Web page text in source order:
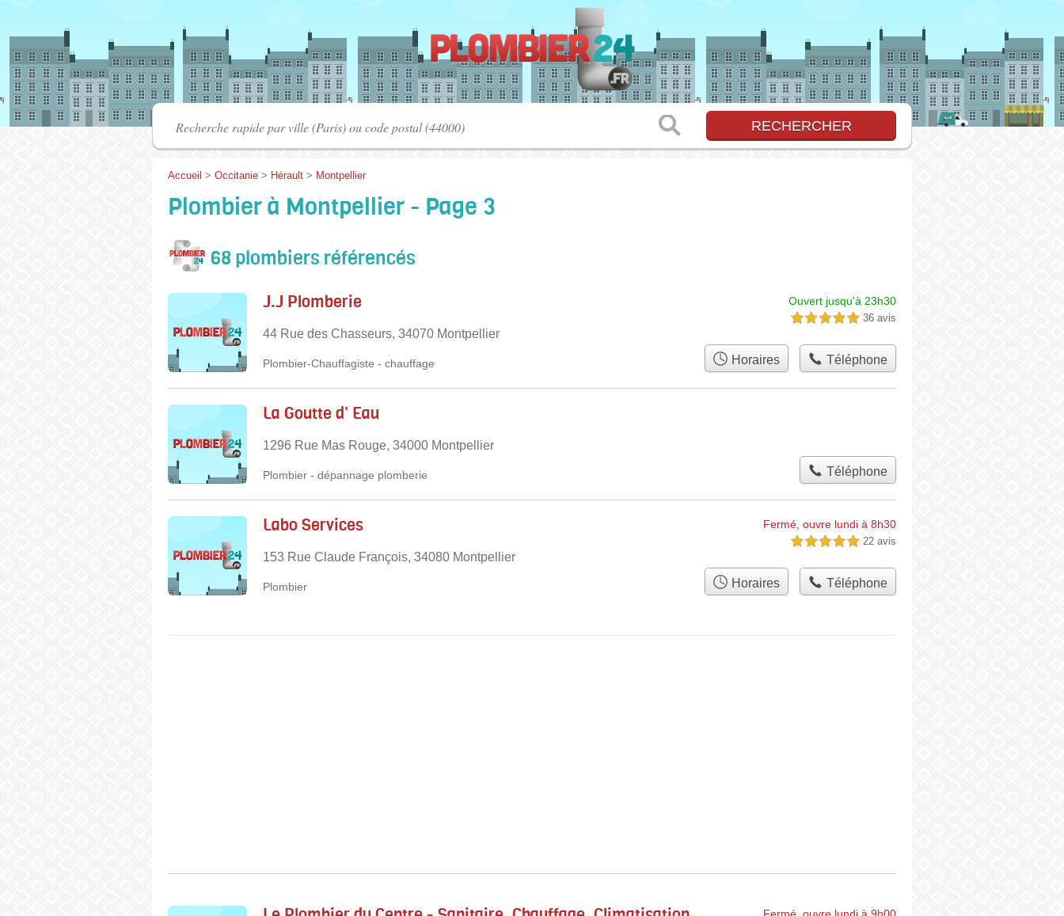
Accueil > Occitanie > Hérault > Montpellier
Plombier à Montpellier - Page 3
68 plombiers référencés
J.J Plomberie
44 Rue des Chasseurs, 34070 Montpellier
Ouvert jusqu'à 23h30
5,0 étoiles sur 5 36 avis
Plombier-Chauffagiste - chauffage Horaires Téléphone
La Goutte d' Eau
1296 Rue Mas Rouge, 34000 Montpellier
Plombier - dépannage plomberie Téléphone
Labo Services
153 Rue Claude François, 34080 Montpellier
Fermé, ouvre lundi à 8h30
5,0 étoiles sur 5 22 avis
Plombier Horaires Téléphone